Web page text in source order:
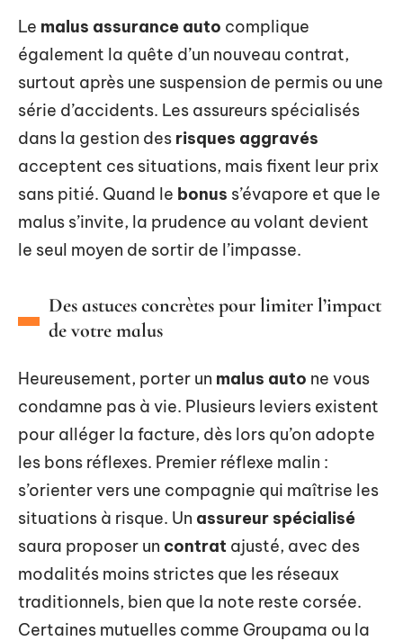
Le malus assurance auto complique
également la quête d’un nouveau contrat,
surtout après une suspension de permis ou une
série d’accidents. Les assureurs spécialisés
dans la gestion des risques aggravés
acceptent ces situations, mais fixent leur prix
sans pitié. Quand le bonus s’évapore et que le
malus s’invite, la prudence au volant devient
le seul moyen de sortir de l’impasse.
Des astuces concrètes pour limiter l’impact
de votre malus
Heureusement, porter un malus auto ne vous
condamne pas à vie. Plusieurs leviers existent
pour alléger la facture, dès lors qu’on adopte
les bons réflexes. Premier réflexe malin :
s’orienter vers une compagnie qui maîtrise les
situations à risque. Un assureur spécialisé
saura proposer un contrat ajusté, avec des
modalités moins strictes que les réseaux
traditionnels, bien que la note reste corsée.
Certaines mutuelles comme Groupama ou la